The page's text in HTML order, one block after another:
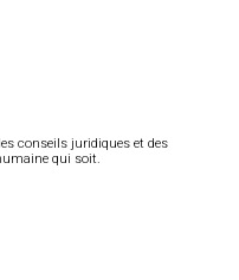
conseils juridiques et des
qui soit.